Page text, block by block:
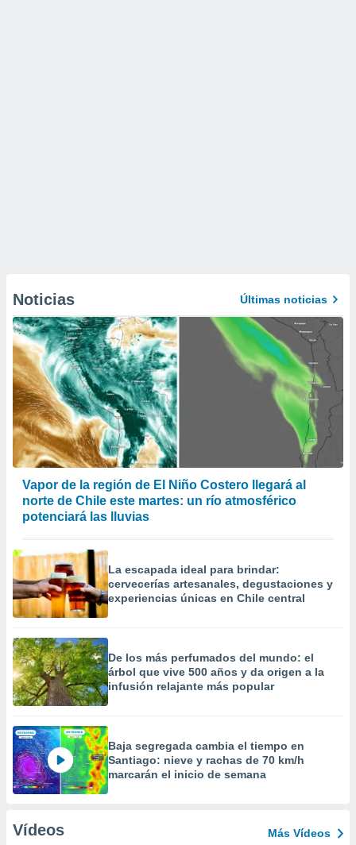
Noticias Últimas noticias
Vapor de la región de El Niño Costero llegará al
norte de Chile este martes: un río atmosférico
potenciará las lluvias
La escapada ideal para brindar:
cervecerías artesanales, degustaciones y
experiencias únicas en Chile central
De los más perfumados del mundo: el
árbol que vive 500 años y da origen a la
infusión relajante más popular
Baja segregada cambia el tiempo en
Santiago: nieve y rachas de 70 km/h
marcarán el inicio de semana
Vídeos Más Vídeos